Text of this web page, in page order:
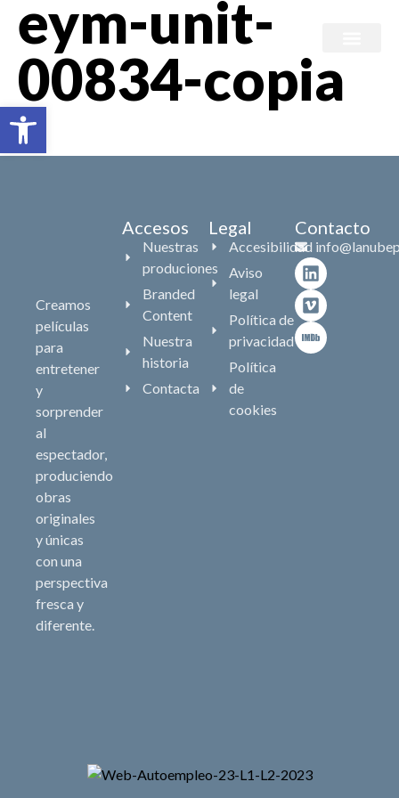
Abrir barra de herramientas
eym-unit-
00834-copia
Creamos
películas
para
entretener
y
sorprender
al
espectador,
produciendo
obras
originales
y únicas
con una
perspectiva
fresca y
diferente.
Accesos
Nuestras
produciones
Branded
Content
Nuestra
historia
Contacta
Legal
Accesibilidad
Aviso
legal
Política de
privacidad
Política
de
cookies
Contacto